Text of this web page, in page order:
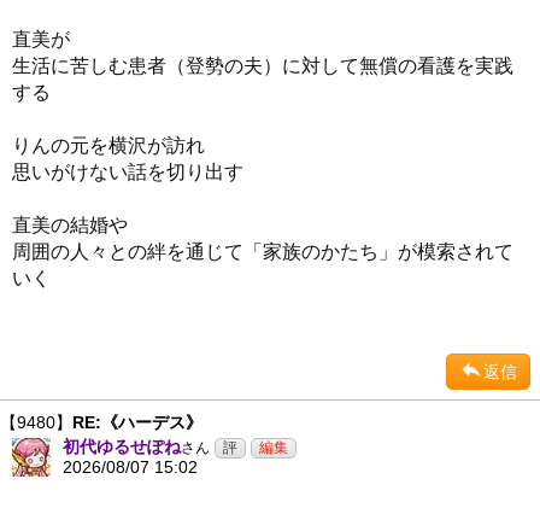
直美が
生活に苦しむ患者（登勢の夫）に対して無償の看護を実践
する
りんの元を横沢が訪れ
思いがけない話を切り出す
直美の結婚や
周囲の人々との絆を通じて「家族のかたち」が模索されて
いく
返信
【9480】 RE:《ハーデス》
初代ゆるせぽねさん
2026/08/07 15:02